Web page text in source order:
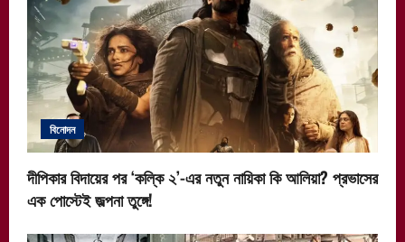
বিনোদন
দীপিকার বিদায়ের পর ‘কল্কি ২’-এর নতুন নায়িকা কি আলিয়া? প্রভাসের
এক পোস্টেই জল্পনা তুঙ্গে!